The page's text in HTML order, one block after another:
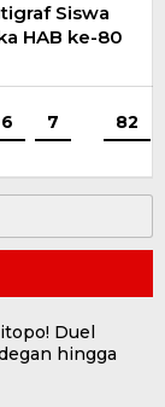
Siswa
HAB ke-80
6 7
82
Duel
hingga